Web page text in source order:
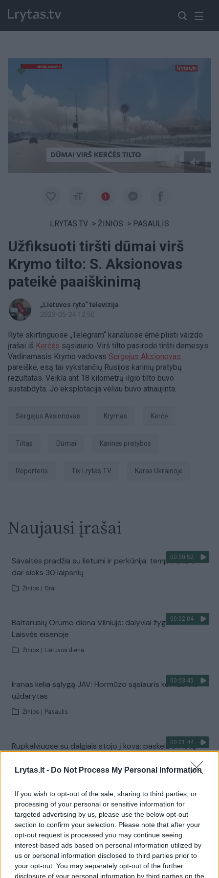
Lrytas.lt - Do Not Process My Personal Information
If you wish to opt-out of the sale, sharing to third parties, or
processing of your personal or sensitive information for
targeted advertising by us, please use the below opt-out
section to confirm your selection. Please note that after your
opt-out request is processed you may continue seeing
interest-based ads based on personal information utilized by
us or personal information disclosed to third parties prior to
your opt-out. You may separately opt-out of the further
disclosure of your personal information by third parties on the
LRYTAS.TV > ŽINIOS > PASAULIS
Užfiksuoti tiršti dūmai virš
Krymo tilto: S. Aksionovas
pateikė paaiškinimą
„Lietuvos ryto“ televizija
2023-05-24 12:50
Ryte skirtinguose „Telegram“ kanaluose ėmė plisti vaizdo
įrašai iš Kerčės sąsiaurio. Virš tilto pasirodė tiršti demesys.
Vadinamasis Krymo vadovas Sergejus Aksionovas
pareiškė, esą tai vykstančių Rusijos karinių pratybų
rezultatas. Veikla ant 18 kilometrų ilgio tilto buvo
sustabdyta. Jo eksplotacija vėliau buvo atnaujinta.
Sergejus Aksionovas Krymas Kerčė
tiltas dūmai karinės pratybos
Reporteris tik Lrytas.TV karas Ukrainoje
Naujausi įrašai
00:00:52
Savaitės pradžia su lietumi ir perkūnija: temperatūra
dar sieks 30 laipsnių
Žinios Orai
00:02:04
Baltarusių Orumo diena Vilniuje: dalyviai žygiavo
Laisvės eisenoje
Žinios Lietuvos diena
00:03:45
Iranas kelia sąlygą JAV: Hormūzo sąsiauris kol kas liks
uždarytas
Žinios Pasaulis
00:01:44
Rupkalviuose su dalgiais stojo į kovą: paskelbti Metų
Žinios | Lietuvos diena
Visi įrašai
Žiūrimiausi įrašai